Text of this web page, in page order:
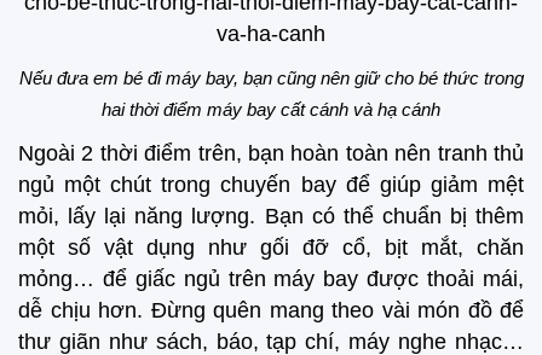
Nếu đưa em bé đi máy bay, bạn cũng nên giữ cho bé thức trong
hai thời điểm máy bay cất cánh và hạ cánh
Ngoài 2 thời điểm trên, bạn hoàn toàn nên tranh thủ
ngủ một chút trong chuyến bay để giúp giảm mệt
mỏi, lấy lại năng lượng. Bạn có thể chuẩn bị thêm
một số vật dụng như gối đỡ cổ, bịt mắt, chăn
mỏng… để giấc ngủ trên máy bay được thoải mái,
dễ chịu hơn. Đừng quên mang theo vài món đồ để
thư giãn như sách, báo, tạp chí, máy nghe nhạc…